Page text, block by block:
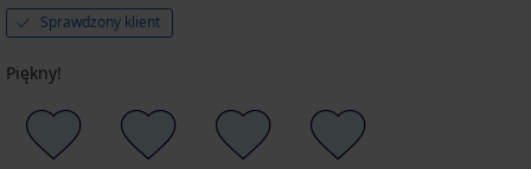
Sprawdzony klient
Piękny!